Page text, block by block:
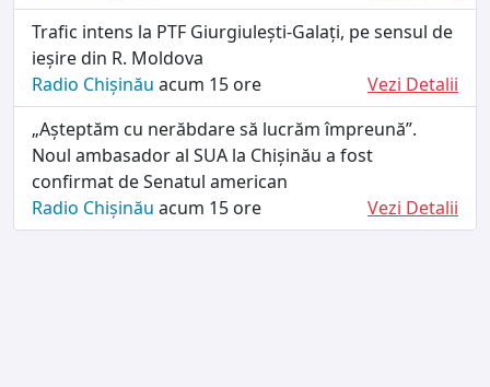
Trafic intens la PTF Giurgiulești-Galați, pe sensul de
ieșire din R. Moldova
Radio Chișinău acum 15 ore
Vezi Detalii
„Așteptăm cu nerăbdare să lucrăm împreună”.
Noul ambasador al SUA la Chișinău a fost
confirmat de Senatul american
Radio Chișinău acum 15 ore Vezi Detalii